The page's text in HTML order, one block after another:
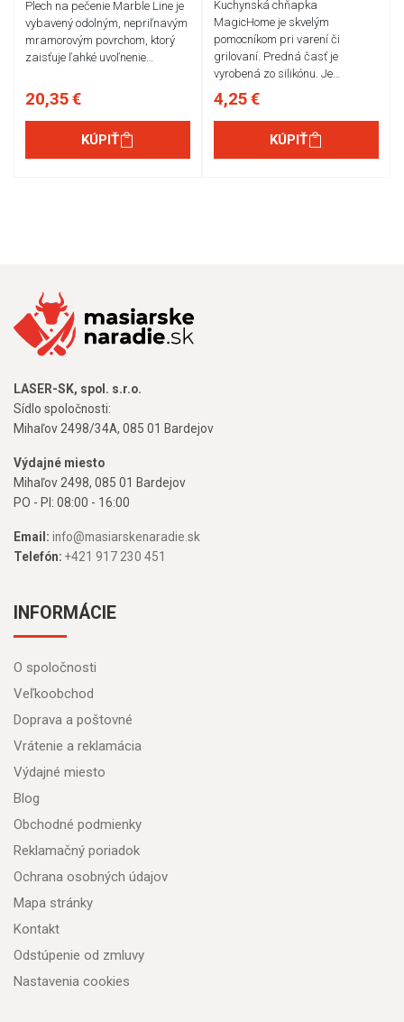
Plech na pečenie Marble Line je
vybavený odolným, nepriľnavým
mramorovým povrchom, ktorý
zaisťuje ľahké uvoľnenie…
20,35 €
KÚPIŤ
Kuchynská chňapka
MagicHome je skvelým
pomocníkom pri varení či
grilovaní. Predná časť je
vyrobená zo silikónu. Je…
4,25 €
KÚPIŤ
LASER-SK, spol. s.r.o.
Sídlo spoločnosti:
Mihaľov 2498/34A, 085 01 Bardejov
Výdajné miesto
Mihaľov 2498, 085 01 Bardejov
PO - PI: 08:00 - 16:00
Email: info@masiarskenaradie.sk
Telefón: +421 917 230 451
INFORMÁCIE
O spoločnosti
Veľkoobchod
Doprava a poštovné
Vrátenie a reklamácia
Výdajné miesto
Blog
Obchodné podmienky
Reklamačný poriadok
Ochrana osobných údajov
Mapa stránky
Kontakt
Odstúpenie od zmluvy
Nastavenia cookies